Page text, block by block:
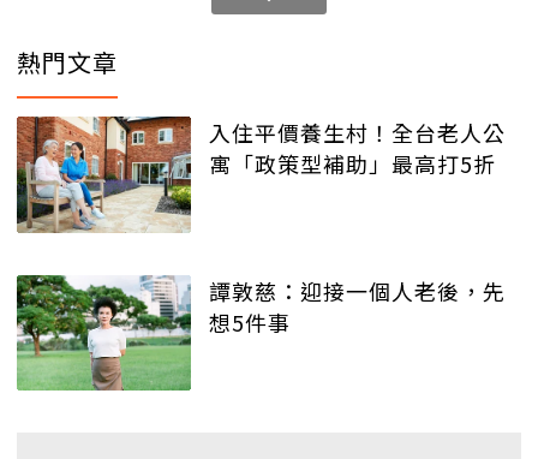
熱門文章
入住平價養生村！全台老人公
寓「政策型補助」最高打5折
譚敦慈：迎接一個人老後，先
想5件事